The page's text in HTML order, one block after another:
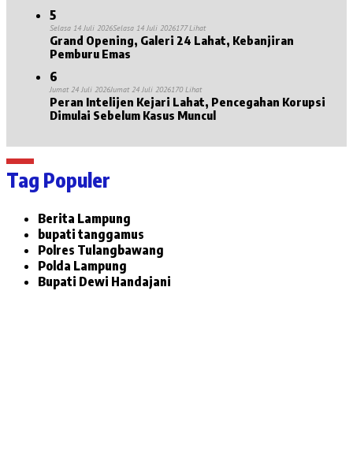
5
Selasa 14 Juli 2026Selasa 14 Juli 2026177 Lihat
Grand Opening, Galeri 24 Lahat, Kebanjiran
Pemburu Emas
6
Jumat 24 Juli 2026Jumat 24 Juli 2026170 Lihat
Peran Intelijen Kejari Lahat, Pencegahan Korupsi
Dimulai Sebelum Kasus Muncul
Tag Populer
Berita Lampung
bupati tanggamus
Polres Tulangbawang
Polda Lampung
Bupati Dewi Handajani